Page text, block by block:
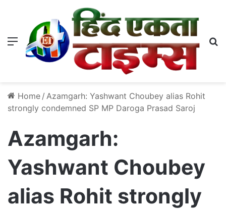
Menu
Home / Azamgarh: Yashwant Choubey alias Rohit
strongly condemned SP MP Daroga Prasad Saroj
Azamgarh:
Yashwant Choubey
alias Rohit strongly